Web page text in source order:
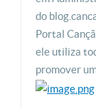
do
Portal
ele utiliza
promover